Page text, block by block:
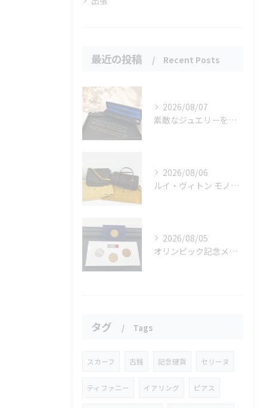
最近の投稿 Recent Posts
2026/08/07
素敵なジュエリーをたくさんお買取りさせていただきました✨
2026/08/06
ルイ・ヴィトン モノグラムバッグ2点をお買取させていただきました✨
2026/08/05
オリンピック記念メダルとメイプルリーフコインをお買取りさせていただきました🏅✨
タグ Tags
スカーフ 古銭 記念硬貨 セリーヌ
ティファニー イアリング ピアス